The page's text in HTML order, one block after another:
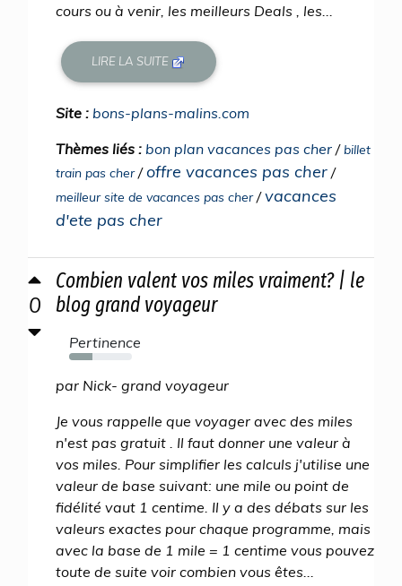
cours ou à venir, les meilleurs Deals , les...
LIRE LA SUITE
Site : bons-plans-malins.com
Thèmes liés : bon plan vacances pas cher /billet
train pas cher/offre vacances pas cher /
meilleur site de vacances pas cher/vacances
d'ete pas cher
0
Combien valent vos miles vraiment? | le
blog grand voyageur
Pertinence
37%
par Nick- grand voyageur
Je vous rappelle que voyager avec des miles
n'est pas gratuit . Il faut donner une valeur à
vos miles. Pour simplifier les calculs j'utilise une
valeur de base suivant: une mile ou point de
fidélité vaut 1 centime. Il y a des débats sur les
valeurs exactes pour chaque programme, mais
avec la base de 1 mile = 1 centime vous pouvez
toute de suite voir combien vous êtes...